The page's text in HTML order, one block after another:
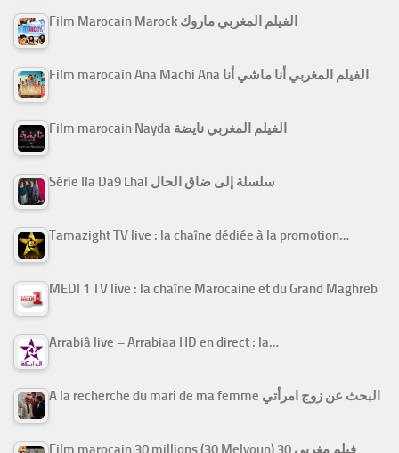
Film Marocain Marock الفيلم المغربي ماروك
Film marocain Ana Machi Ana الفيلم المغربي أنا ماشي أنا
Film marocain Nayda الفيلم المغربي نايضة
Série Ila Da9 Lhal سلسلة إلى ضاق الحال
Tamazight TV live : la chaîne dédiée à la promotion…
MEDI 1 TV live : la chaîne Marocaine et du Grand Maghreb
Arrabiâ live – Arrabiaa HD en direct : la…
A la recherche du mari de ma femme البحث عن زوج امرأتي
Film marocain 30 millions (30 Melyoun) فيلم مغربي 30